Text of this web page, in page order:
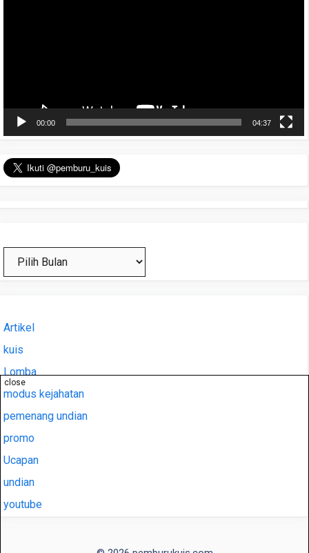
close
00:00 04:37
Arsip
Artikel
kuis
Lomba
modus kejahatan
pemenang undian
promo
Ucapan
undian
youtube